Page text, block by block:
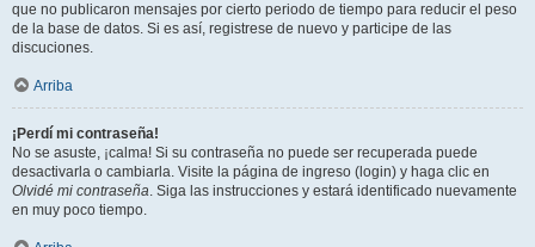
que no publicaron mensajes por cierto periodo de tiempo para reducir el peso
de la base de datos. Si es así, registrese de nuevo y participe de las
discuciones.
Arriba
¡Perdí mi contraseña!
No se asuste, ¡calma! Si su contraseña no puede ser recuperada puede
desactivarla o cambiarla. Visite la página de ingreso (login) y haga clic en
Olvidé mi contraseña. Siga las instrucciones y estará identificado nuevamente
en muy poco tiempo.